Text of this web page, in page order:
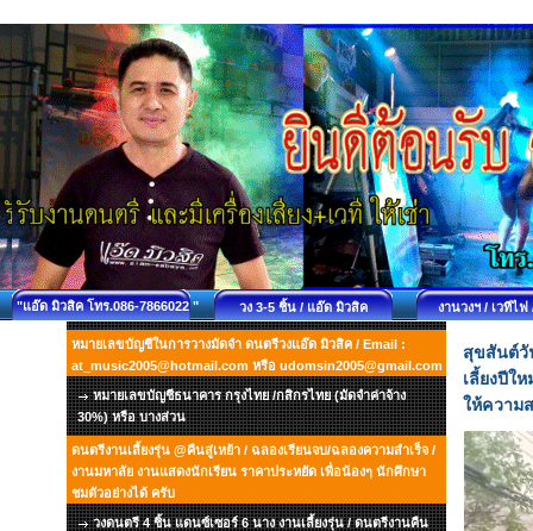
"แอ๊ด มิวสิค โทร.086-7866022 " วง 3-5 ชิ้น / แอ๊ด มิวสิค งานวงฯ / เวทีไ
หมายเลขบัญชีในการวางมัดจำ ดนตรีวงแอ๊ด มิวสิค / Email :
at_music2005@hotmail.com หรือ udomsin2005@gmail.com
หมายเลขบัญชีธนาคาร กรุงไทย /กสิกรไทย (มัดจำค่าจ้าง
30%) หรือ บางส่วน
ดนตรีงานเลี้ยงรุ่น @คืนสู่เหย้า / ฉลองเรียนจบ/ฉลองความสำเร็จ /
งานมหาลัย งานแสดงนักเรียน ราคาประหยัด เพื่อน้องๆ นักศึกษา
ชมตัวอย่างได้ ครับ
วงดนตรี 4 ชิ้น แดนซ์เซอร์ 6 นาง งานเลี้ยงรุ่น / ดนตรีงานคืน
สุขสันต์วั
เลี้ยงปีใ
ให้ความ